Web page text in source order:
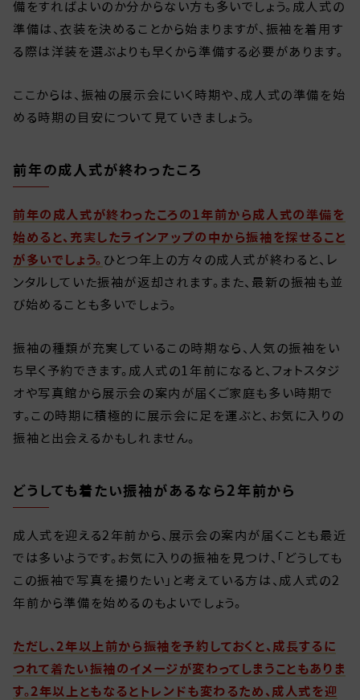
備をすればよいのか分からない方も多いでしょう。成人式の
準備は、衣装を決めることから始まりますが、振袖を着用す
る際は洋装を選ぶよりも早くから準備する必要があります。
ここからは、振袖の展示会にいく時期や、成人式の準備を始
める時期の目安について見ていきましょう。
前年の成人式が終わったころ
前年の成人式が終わったころの1年前から成人式の準備を
始めると、充実したラインアップの中から振袖を探せること
が多いでしょう。 ひとつ年上の方々の成人式が終わると、レ
ンタルしていた振袖が返却されます。また、最新の振袖も並
び始めることも多いでしょう。
振袖の種類が充実しているこの時期なら、人気の振袖をい
ち早く予約できます。成人式の1年前になると、フォトスタジ
オや写真館から展示会の案内が届くご家庭も多い時期で
す。この時期に積極的に展示会に足を運ぶと、お気に入りの
振袖と出会えるかもしれません。
どうしても着たい振袖があるなら2年前から
成人式を迎える2年前から、展示会の案内が届くことも最近
では多いようです。お気に入りの振袖を見つけ、「どうしても
この振袖で写真を撮りたい」と考えている方は、成人式の2
年前から準備を始めるのもよいでしょう。
ただし、2年以上前から振袖を予約しておくと、成長するに
つれて着たい振袖のイメージが変わってしまうこともありま
す。2年以上ともなるとトレンドも変わるため、成人式を迎